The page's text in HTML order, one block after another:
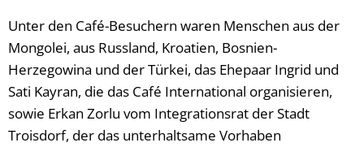
Unter den Café-Besuchern waren Menschen aus der
Mongolei, aus Russland, Kroatien, Bosnien-
Herzegowina und der Türkei, das Ehepaar Ingrid und
Sati Kayran, die das Café International organisieren,
sowie Erkan Zorlu vom Integrationsrat der Stadt
Troisdorf, der das unterhaltsame Vorhaben